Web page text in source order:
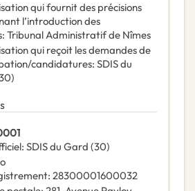
qui fournit des précisions
l’introduction des
: Tribunal Administratif de Nîmes
qui reçoit les demandes de
candidatures: SDIS du
: SDIS du Gard (30)
: 28300001600032